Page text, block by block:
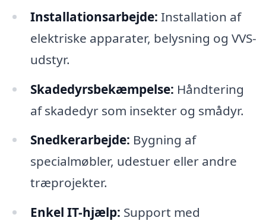
Installationsarbejde: Installation af
elektriske apparater, belysning og VVS-
udstyr.
Skadedyrsbekæmpelse: Håndtering
af skadedyr som insekter og smådyr.
Snedkerarbejde: Bygning af
specialmøbler, udestuer eller andre
træprojekter.
Enkel IT-hjælp: Support med